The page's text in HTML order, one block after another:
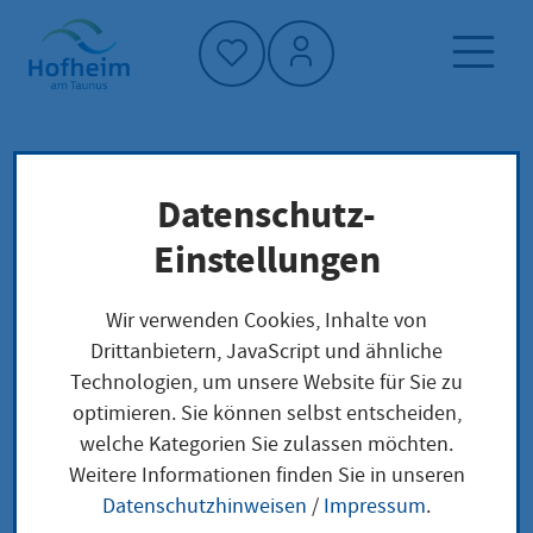
Startseite"
Dienstleistung-Finder
Lokale Anliegen
Kfz: Schleppgenehmigung beantragen
Kfz:
Schleppgenehmigung
beantragen
Datenschutz-
Einstellungen
Wir verwenden Cookies, Inhalte von
Drittanbietern, JavaScript und ähnliche
Technologien, um unsere Website für Sie zu
optimieren. Sie können selbst entscheiden,
welche Kategorien Sie zulassen möchten.
Weitere Informationen finden Sie in unseren
Datenschutzhinweisen / Impressum.